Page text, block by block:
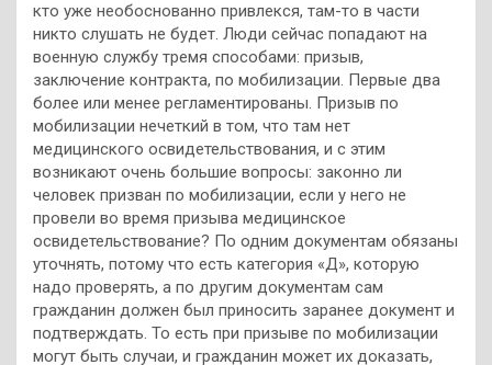
кто уже необоснованно привлекся, там-то в части
никто слушать не будет. Люди сейчас попадают на
военную службу тремя способами: призыв,
заключение контракта, по мобилизации. Первые два
более или менее регламентированы. Призыв по
мобилизации нечеткий в том, что там нет
медицинского освидетельствования, и с этим
возникают очень большие вопросы: законно ли
человек призван по мобилизации, если у него не
провели во время призыва медицинское
освидетельствование? По одним документам обязаны
уточнять, потому что есть категория «Д», которую
надо проверять, а по другим документам сам
гражданин должен был приносить заранее документ и
подтверждать. То есть при призыве по мобилизации
могут быть случаи, и гражданин может их доказать,